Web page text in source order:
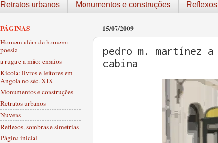
Retratos urbanos Monumentos e construções
15/07/2009
pedro m. martínez
cabina
PÁGINAS
Homem além de homem:
poesia
a ruga e a mão: ensaios
Kicola: livros e leitores em
Angola no séc. XIX
Monumentos e construções
Retratos urbanos
Nuvens
Reflexos, sombras e simetrias
Página inicial